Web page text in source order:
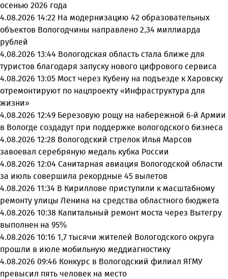
осенью 2026 года
4.08.2026 14:22 На модернизацию 42 образовательных
объектов Вологодчины направлено 2,34 миллиарда
рублей
4.08.2026 13:44 Вологодская область стала ближе для
туристов благодаря запуску нового цифрового сервиса
4.08.2026 13:05 Мост через Кубену на подъезде к Харовску
отремонтируют по нацпроекту «Инфраструктура для
жизни»
4.08.2026 12:49 Березовую рощу на набережной 6-й Армии
в Вологде создадут при поддержке вологодского бизнеса
4.08.2026 12:28 Вологодский стрелок Илья Марсов
завоевал серебряную медаль кубка России
4.08.2026 12:04 Санитарная авиация Вологодской области
за июль совершила рекордные 45 вылетов
4.08.2026 11:34 В Кириллове приступили к масштабному
ремонту улицы Ленина на средства областного бюджета
4.08.2026 10:38 Капитальный ремонт моста через Вытегру
выполнен на 95%
4.08.2026 10:16 1,7 тысячи жителей Вологодского округа
прошли в июле мобильную меддиагностику
4.08.2026 09:46 Конкурс в Вологодский филиал ЯГМУ
превысил пять человек на место